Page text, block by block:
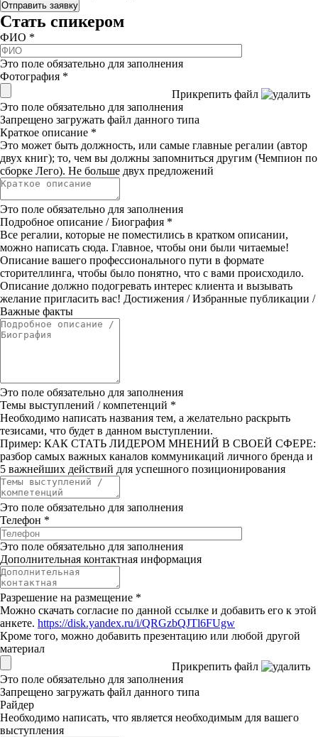
Стать спикером
ФИО *
Это поле обязательно для заполнения
Фотография *
Прикрепить файл
Это поле обязательно для заполнения
Запрещено загружать файл данного типа
Краткое описание *
Это может быть должность, или самые главные регалии (автор
двух книг); то, чем вы должны запомниться другим (Чемпион по
сборке Лего). Не больше двух предложений
Это поле обязательно для заполнения
Подробное описание / Биография *
Все регалии, которые не поместились в кратком описании,
можно написать сюда. Главное, чтобы они были читаемые!
Описание вашего профессионального пути в формате
сторителлинга, чтобы было понятно, что с вами происходило.
Описание должно подогревать интерес клиента и вызывать
желание пригласить вас! Достижения / Избранные публикации /
Важные факты
Это поле обязательно для заполнения
Темы выступлений / компетенций *
Необходимо написать названия тем, а желательно раскрыть
тезисами, что будет в данном выступлении.
Пример: КАК СТАТЬ ЛИДЕРОМ МНЕНИЙ В СВОЕЙ СФЕРЕ:
разбор самых важных каналов коммуникаций личного бренда и
5 важнейших действий для успешного позиционирования
Это поле обязательно для заполнения
Телефон *
Это поле обязательно для заполнения
Дополнительная контактная информация
Разрешение на размещение *
Можно скачать согласие по данной ссылке и добавить его к этой
анкете. https://disk.yandex.ru/i/QRGzbQJTl6FUgw
Кроме того, можно добавить презентацию или любой другой
материал
Прикрепить файл
Это поле обязательно для заполнения
Запрещено загружать файл данного типа
Райдер
Необходимо написать, что является необходимым для вашего
выступления